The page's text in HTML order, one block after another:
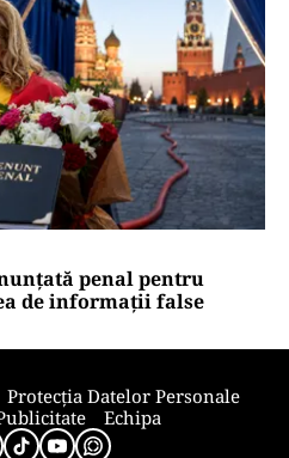
penal pentru
de informații false
Protecția Datelor Personale
Echipa